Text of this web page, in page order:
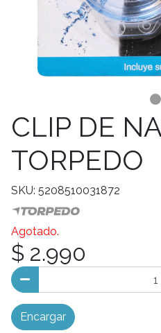
CLIP DE
TORPEDO
SKU: 5208510031872
Agotado.
$ 2.990
Encargar